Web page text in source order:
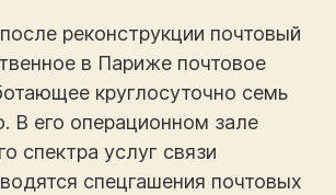
реконструкции почтовый
в Париже почтовое
круглосуточно семь
В его операционном зале
спектра услуг связи
спецгашения почтовых